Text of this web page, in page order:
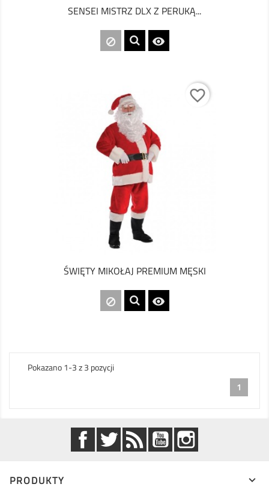
SENSEI MISTRZ DLX Z PERUKĄ...

favorite_border
ŚWIĘTY MIKOŁAJ PREMIUM MĘSKI

Pokazano 1-3 z 3 pozycji
1
FacebookTwitter Rss YouTube
PRODUKTY 